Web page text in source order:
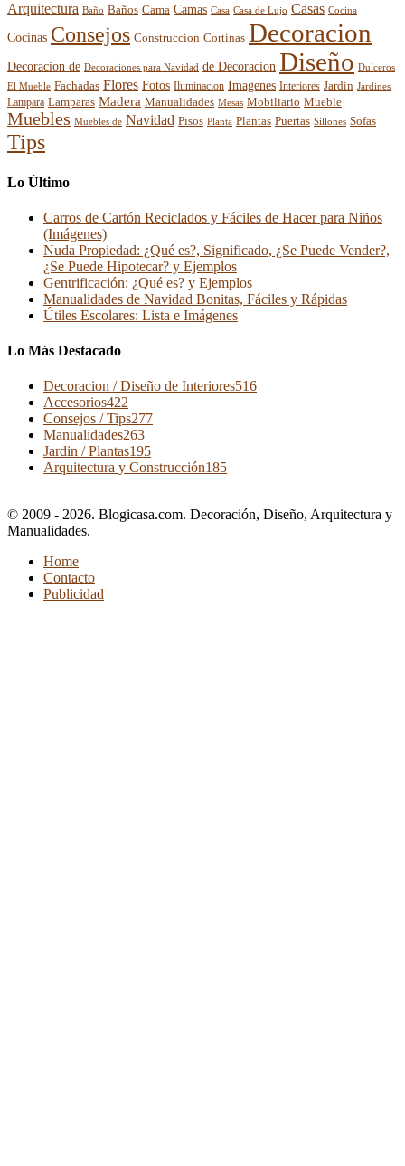
Arquitectura Baño Baños Cama Camas Casa Casa de Lujo Casas Cocina
Cocinas Consejos Construccion Cortinas Decoracion
Decoracion de Decoraciones para Navidad de Decoracion Diseño Dulceros
El Mueble Fachadas Flores Fotos Iluminacion Imagenes Interiores Jardin Jardines
Lampara Lamparas Madera Manualidades Mesas Mobiliario Mueble
Muebles Muebles de Navidad Pisos Planta Plantas Puertas Sillones Sofas
Tips
Lo Último
Carros de Cartón Reciclados y Fáciles de Hacer para Niños
(Imágenes)
Nuda Propiedad: ¿Qué es?, Significado, ¿Se Puede Vender?,
¿Se Puede Hipotecar? y Ejemplos
Gentrificación: ¿Qué es? y Ejemplos
Manualidades de Navidad Bonitas, Fáciles y Rápidas
Útiles Escolares: Lista e Imágenes
Lo Más Destacado
Decoracion / Diseño de Interiores516
Accesorios422
Consejos / Tips277
Manualidades263
Jardin / Plantas195
Arquitectura y Construcción185
© 2009 - 2026. Blogicasa.com. Decoración, Diseño, Arquitectura y
Manualidades.
Home
Contacto
Publicidad